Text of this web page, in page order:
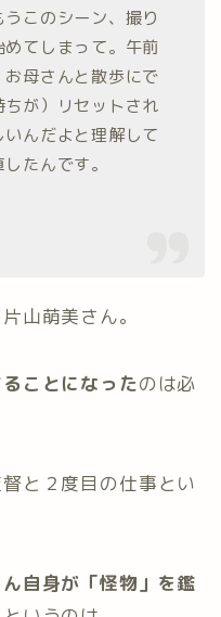
このシーン、撮り
てしまって。午前
母さんと散歩にで
が）リセットされ
んだよと理解して
たんです。
山萌美さん。
ことになったのは必
と２度目の仕事とい
自身が「怪物」を鑑